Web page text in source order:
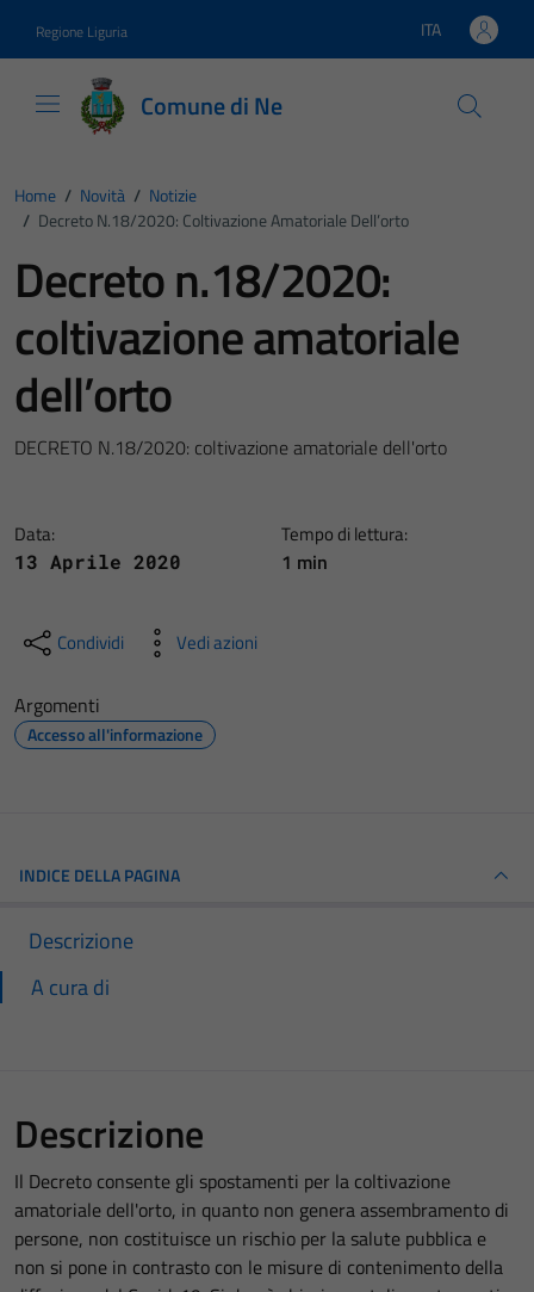
Regione Liguria Lingua attiva:
ITA
Comune di Ne
Home / Novità / Notizie
/ Decreto N.18/2020: Coltivazione Amatoriale Dell’orto
Decreto n.18/2020:
coltivazione amatoriale
dell’orto
DECRETO N.18/2020: coltivazione amatoriale dell'orto
Data:
13 Aprile 2020
Tempo di lettura:
1 min
Condividi Vedi azioni
Argomenti
Accesso all'informazione
INDICE DELLA PAGINA
Descrizione
A cura di
Descrizione
Il Decreto consente gli spostamenti per la coltivazione
amatoriale dell'orto, in quanto non genera assembramento di
persone, non costituisce un rischio per la salute pubblica e
non si pone in contrasto con le misure di contenimento della